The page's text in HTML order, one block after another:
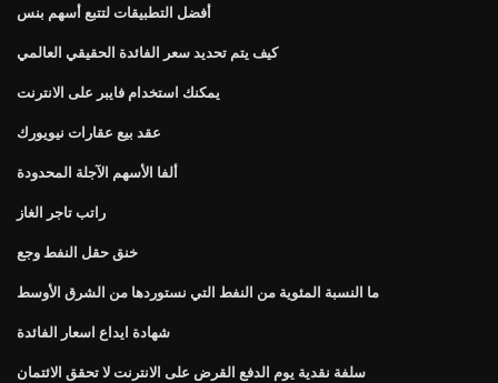
أفضل التطبيقات لتتبع أسهم بنس
كيف يتم تحديد سعر الفائدة الحقيقي العالمي
يمكنك استخدام فايبر على الانترنت
عقد بيع عقارات نيويورك
ألفا الأسهم الآجلة المحدودة
راتب تاجر الغاز
خنق حقل النفط وجع
ما النسبة المئوية من النفط التي نستوردها من الشرق الأوسط
شهادة ايداع اسعار الفائدة
سلفة نقدية يوم الدفع القرض على الانترنت لا تحقق الائتمان